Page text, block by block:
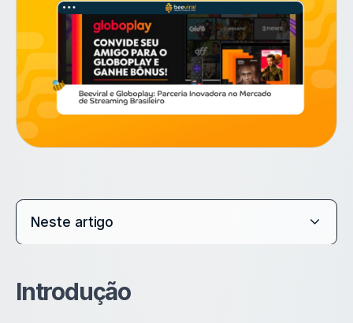
Neste artigo
Introdução